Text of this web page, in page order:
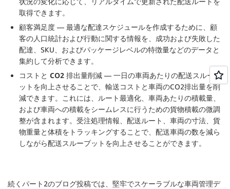
取得できます。
顧客満足度 — 最適な配達スケジュールを作成するために、顧
客の人口統計および行動に関する情報を、成功および失敗した
配達、SKU、およびパッケージレベルの特徴量などのデータと
集約して分析できます。
コストと CO2 排出量削減 — 一日の車両あたりの配送スループ
ットを向上させることで、輸送コストと車両のCO2排出量を削
減できます。これには、ルート最適化、車両あたりの積載量、
および車両への積載をシームレスに行うための貨物積載の微調
整が含まれます。受注処理情報、配送ルート、車両の寸法、貨
物重量と体積をトラッキングすることで、配送車両の数を減ら
しながら配送スループットを向上させることができます。
続くパート2のブログ投稿では、堅牢でスケーラブルな車両管理デ